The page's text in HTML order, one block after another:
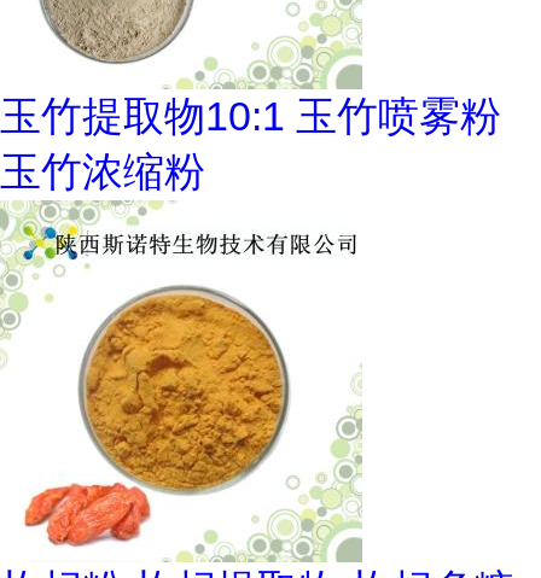
玉竹提取物10:1 玉竹喷雾粉
玉竹浓缩粉